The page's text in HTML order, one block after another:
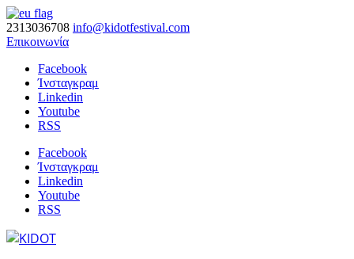
2313036708 info@kidotfestival.com
Επικοινωνία
Facebook
Ίνσταγκραμ
Linkedin
Youtube
RSS
Facebook
Ίνσταγκραμ
Linkedin
Youtube
RSS